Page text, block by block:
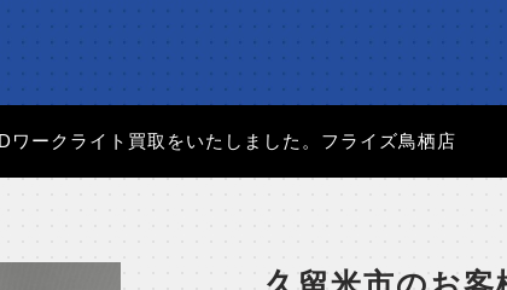
ワークライト買取をいたしました。フライズ鳥栖店